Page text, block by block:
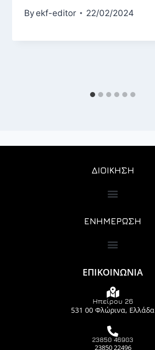
By ekf-editor 22/02/2024
ΔΙΟΙΚΗΣΗ
ΕΝΗΜΕΡΩΣΗ
ΕΠΙΚΟΙΝΩΝΙΑ
Ηπείρου 26
531 00 Φλώρινα, Ελλάδα
23850 46903
23850 22496